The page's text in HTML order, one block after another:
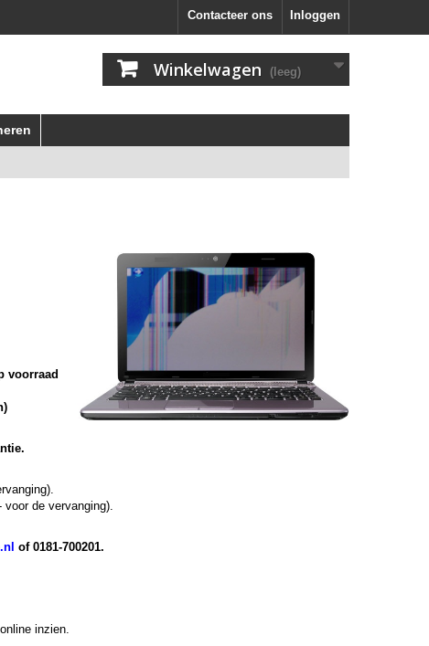
Inloggen
Contacteer ons
Winkelwagen (leeg)
voorraad
de vervanging).
of 0181-700201.
inzien.